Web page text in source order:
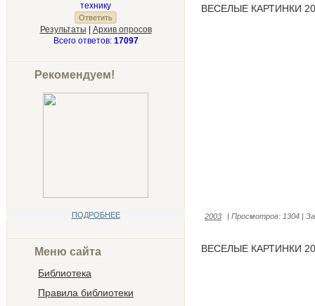
технику
Результаты
Архив опросов
Всего ответов: 17097
Рекомендуем!
ПОДРОБНЕЕ
Меню сайта
Библиотека
Правила библиотеки
ВЕСЕЛЫЕ КАРТИНКИ
2003 Просмотров: 1304
ВЕСЕЛЫЕ КАРТИНКИ